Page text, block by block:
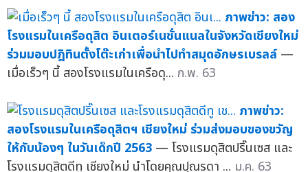
ภาพข่าว: สอง
โรงแรมในเครือดุสิต อินเตอร์เนชั่นแนลในจังหวัดเชียงใหม่
ร่วมมอบปฎิทินตั้งโต๊ะเก่าเพื่อนำไปทำสมุดอักษรเบรลล์ —
เมื่อเร็วๆ นี้ สองโรงแรมในเครือดุ... ก.พ. 63
ภาพข่าว:
สองโรงแรมในเครือดุสิตฯ เชียงใหม่ ร่วมส่งมอบของขวัญ
ให้กับน้องๆ ในวันเด็กปี 2563 — โรงแรมดุสิตปริ๊นเซส และ
โรงแรมดุสิตดีทู เชียงใหม่ นำโดยคุณปุณรดา ... ม.ค. 63